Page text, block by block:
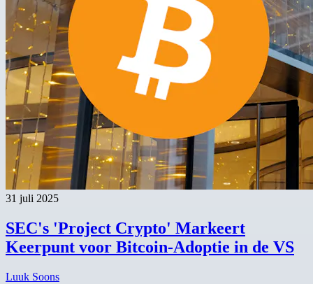
31 juli 2025
SEC's 'Project Crypto' Markeert
Keerpunt voor Bitcoin-Adoptie in de VS
Luuk Soons